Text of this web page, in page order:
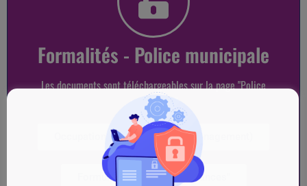
Formalités - Police municipale
Les documents sont téléchargeables sur la page "Police
municipale"
Occupation espace public (déménagement)
Formulaire "Tranquilité vacances"